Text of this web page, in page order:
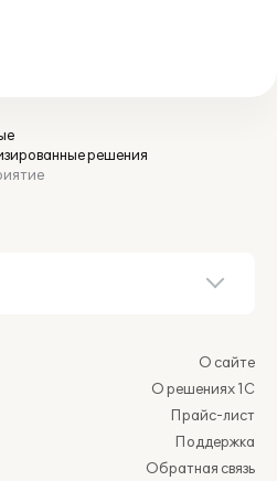
решения
О сайте
О решениях 1С
Прайс-лист
Поддержка
Обратная связь